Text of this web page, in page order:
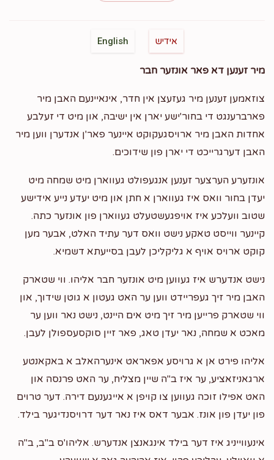
Phone DonationChanoch Sholem Lewin
Eli Fogelמנחם מענדל סאפיר, מנשה סאפיר, חנוך שלום לעווין,
יוסף האפמאן
2 years ago
$125.00
ראטעווען א שטוב
Phone DonationChanoch Sholem Lewin
2 years ago $360.00
English אידיש
מיר זענען דא פאר אונזער חבר
צוזאמען זענען מיר געזעצן אין חדר, אינאיינעם האבן מיר
פארברענגט די בחור'ישע יארן אין ישיבה, און מיט די זעלבע
אחדות האבן מיר ארויסגעקוקט איינער פאר'ן אנדערן ווען מיר
האבן דערגרייכט די יארן פון שידוכים.
אונזערע הערצער זענען אנגעפולט געווארן מיט שמחה מיט
יעדן בחור וואס איז געווארן א חתן און מיט יעדע נייע אידישע
שטוב וועלכע איז אויפגעשטעלט געווארן פון אונזער כתה.
קיינער ווייסט טאקע נישט וואס דער עתיד האלט, אבער מען
קוקט ארויס אויף א גליקליכן לעבן בסייעתא דשמיא.
נישט אנדערש איז געווען מיט אונזער חבר אליהו. ווי שטארק
האבן מיר זיך געפריידט ווען ער האט געטון א גוטן שידוך, און
ווי שטארק פרייען מיר זיך מיט אים היינט, נישט נאר ווען ער
מאכט א שמחה, נאר יעדן טאג, פאר זיין סוקסעספולן לעבן.
אליהו פירט אן א גרויסע אפאראט אינערהאלב א באקאנטע
ארגאניזאציע, ער איז ב"ה שיין מצליח, ער האט פרנסה און
האט אפילו זוכה געווען צו קויפן א אייגענעם דירה. דער טרוים
פון יעדן פון אונז. אבער דאס איז נאר דער דרויסנדיגער בילד.
אינעווייניג איז דער בילד אינגאנצן אנדערש. אליהו'ס ב"ב, ב"ה